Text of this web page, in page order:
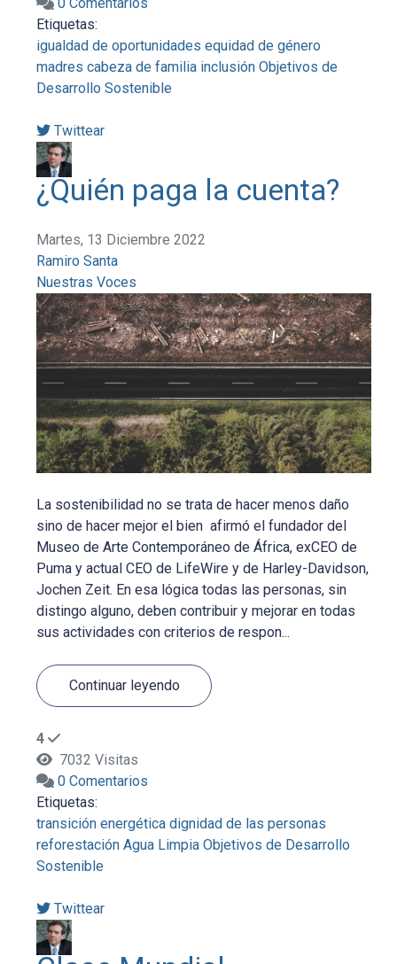
0 Comentarios
Etiquetas:
igualdad de oportunidades equidad de género
madres cabeza de familia inclusión Objetivos de
Desarrollo Sostenible
Twittear
¿Quién paga la cuenta?
Martes, 13 Diciembre 2022
Ramiro Santa
Nuestras Voces
La sostenibilidad no se trata de hacer menos daño
sino de hacer mejor el bien afirmó el fundador del
Museo de Arte Contemporáneo de África, exCEO de
Puma y actual CEO de LifeWire y de Harley-Davidson,
Jochen Zeit. En esa lógica todas las personas, sin
distingo alguno, deben contribuir y mejorar en todas
sus actividades con criterios de respon...
Continuar leyendo
4
7032 Visitas
0 Comentarios
Etiquetas:
transición energética dignidad de las personas
reforestación Agua Limpia Objetivos de Desarrollo
Sostenible
Twittear